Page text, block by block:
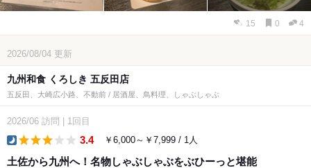
15 0 4
2026/08/04 更新
九州和食 くろしき 五反田店
五反田、大崎広小路、不動前 / 居酒屋、鳥料理、しゃぶしゃぶ
2026/06 訪問 | 1回目
3.4 ￥6,000～￥7,999 / 1人
土佐から九州へ！名物しゃぶしゃぶをぶひーっと堪能